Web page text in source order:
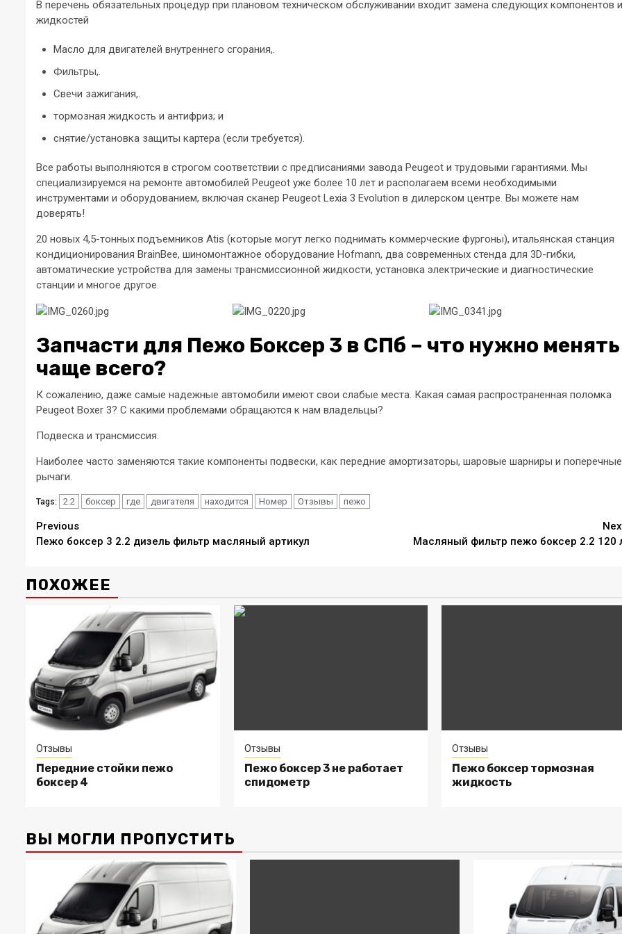
В перечень обязательных процедур при плановом техническом обслуживании входит замена следующих компонентов и
жидкостей
Масло для двигателей внутреннего сгорания,.
Фильтры,.
Свечи зажигания,.
тормозная жидкость и антифриз; и
снятие/установка защиты картера (если требуется).
Все работы выполняются в строгом соответствии с предписаниями завода Peugeot и трудовыми гарантиями. Мы
специализируемся на ремонте автомобилей Peugeot уже более 10 лет и располагаем всеми необходимыми
инструментами и оборудованием, включая сканер Peugeot Lexia 3 Evolution в дилерском центре. Вы можете нам
доверять!
20 новых 4,5-тонных подъемников Atis (которые могут легко поднимать коммерческие фургоны), итальянская станция
кондиционирования BrainBee, шиномонтажное оборудование Hofmann, два современных стенда для 3D-гибки,
автоматические устройства для замены трансмиссионной жидкости, установка электрические и диагностические
станции и многое другое.
Запчасти для Пежо Боксер 3 в СПб – что нужно менять
чаще всего?
К сожалению, даже самые надежные автомобили имеют свои слабые места. Какая самая распространенная поломка
Peugeot Boxer 3? С какими проблемами обращаются к нам владельцы?
Подвеска и трансмиссия.
Наиболее часто заменяются такие компоненты подвески, как передние амортизаторы, шаровые шарниры и поперечные
рычаги.
Tags: 2.2 боксер где двигателя находится Номер Отзывы пежо
Continue
Reading
Previous
Пежо боксер 3 2.2 дизель фильтр масляный артикул
Масляный фильтр пежо боксер 2.2 120
ПОХОЖЕЕ
Отзывы
Передние стойки пежо
боксер 4
Отзывы
Пежо боксер 3 не работает
спидометр
Отзывы
Пежо боксер тормозная
жидкость
ВЫ МОГЛИ ПРОПУСТИТЬ